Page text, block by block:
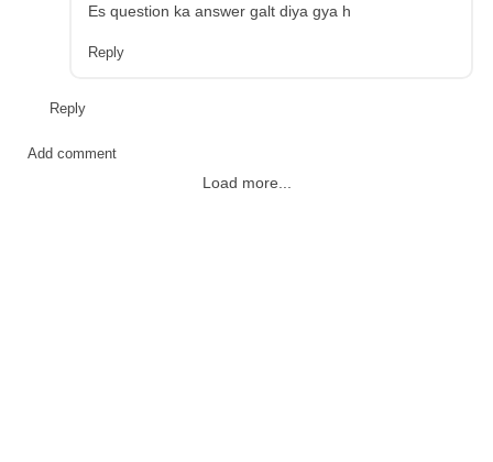
Es question ka answer galt diya gya h
Reply
Reply
Add comment
Load more...